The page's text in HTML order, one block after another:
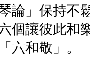
論」保持不
個讓彼此和
六和敬」。